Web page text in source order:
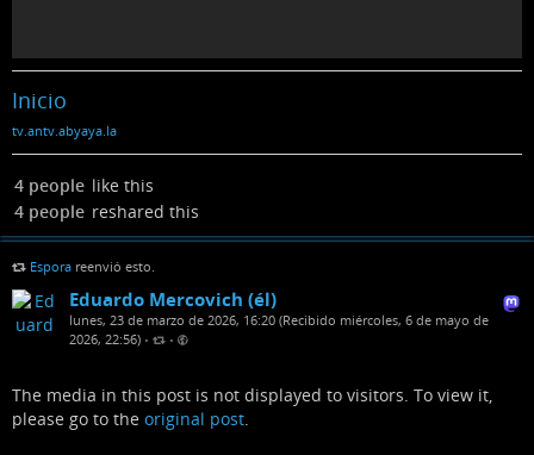
Inicio
tv.antv.abyaya.la
4 people like this
4 people reshared this
Espora reenvió esto.
Eduardo Mercovich (él)
lunes, 23 de marzo de 2026, 16:20 (Recibido miércoles, 6 de mayo de
2026, 22:56) • •
The media in this post is not displayed to visitors. To view it,
please go to the original post.